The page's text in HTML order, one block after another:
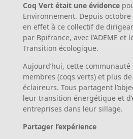
Coq Vert était une évidence
Environnement. Depuis octobre
en effet à ce collectif de
par Bpifrance, avec l’ADEME et
Transition écologique.
Aujourd’hui, cette communauté
membres (coqs verts) et plus
éclaireurs. Tous partagent
leur transition énergétique et
entreprises dans leur sillage.
Partager l’expérience